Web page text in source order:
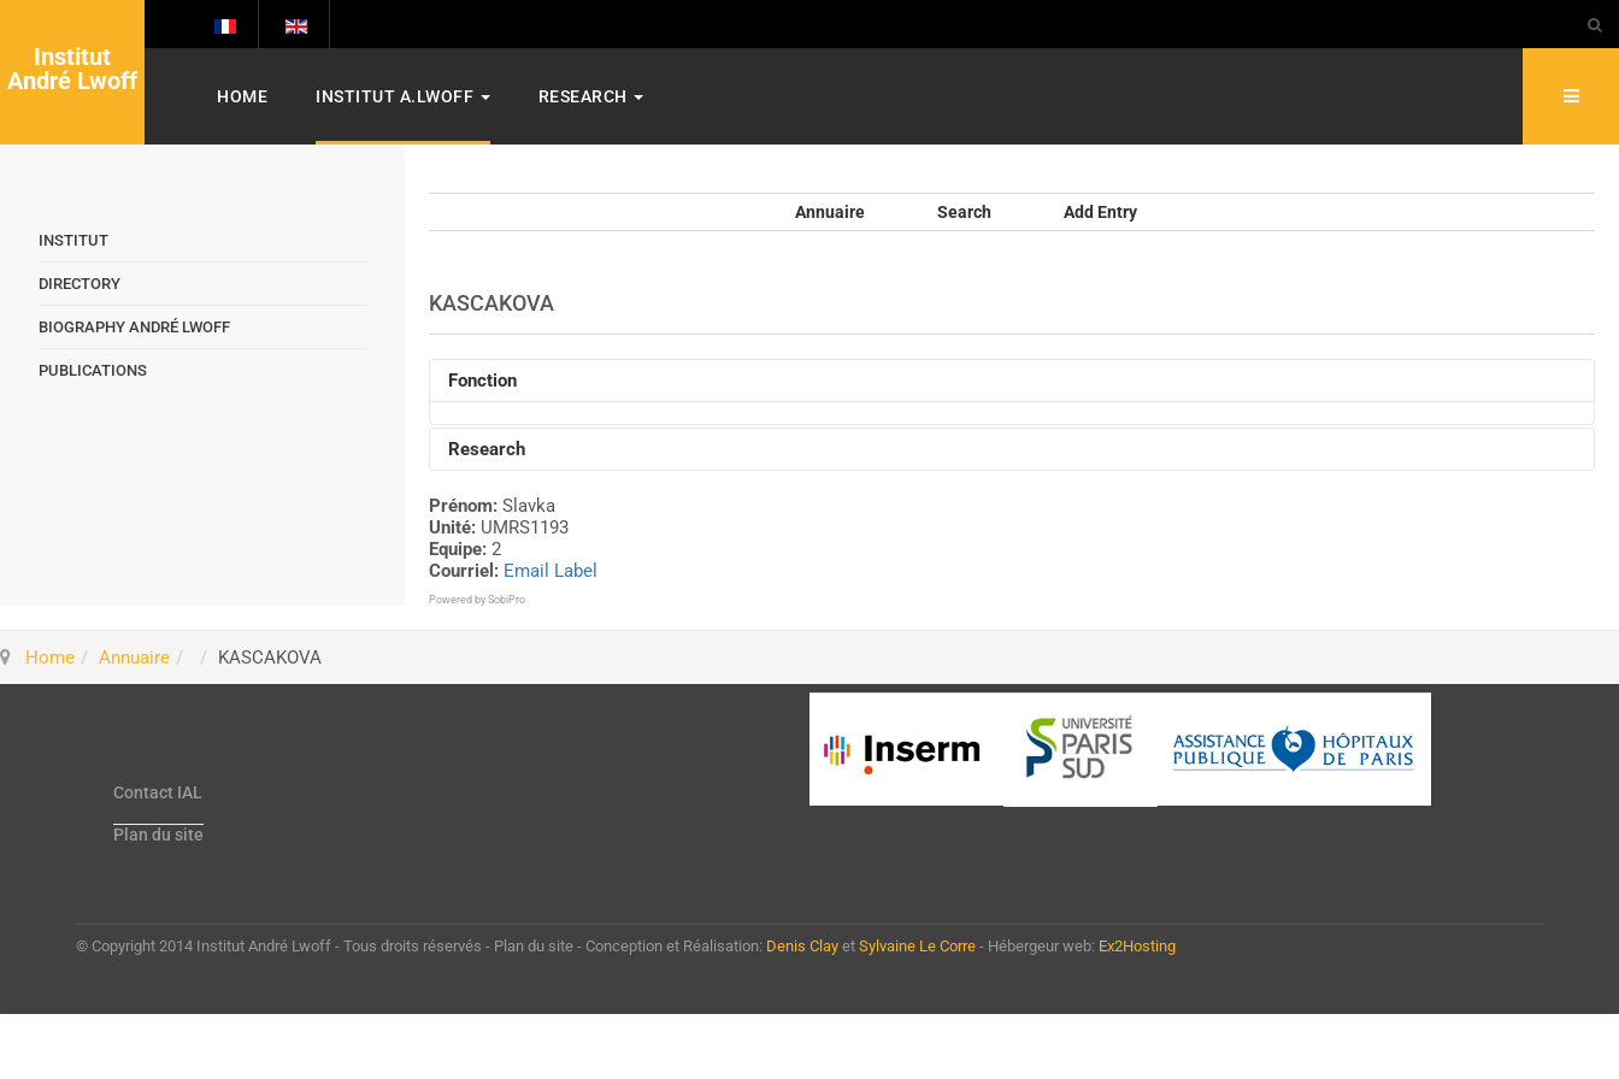
Institut
André Lwoff
HOME INSTITUT A.LWOFF RESEARCH
Annuaire Search Add Entry
KASCAKOVA
Fonction
Research
Prénom: Slavka
Unité: UMRS1193
Equipe: 2
Courriel: Email Label
Powered by SobiPro
INSTITUT
DIRECTORY
BIOGRAPHY ANDRÉ LWOFF
PUBLICATIONS
Home Annuaire KASCAKOVA
Contact IAL
Plan du site
© Copyright 2014 Institut André Lwoff - Tous droits réservés - Plan du site - Conception et Réalisation: Denis Clay etSylvaine Le Corre - Hébergeur web: Ex2Hosting